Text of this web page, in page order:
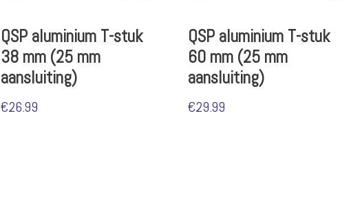
QSP aluminium T-stuk
38 mm (25 mm
aansluiting)
€26.99
QSP aluminium T-stuk
60 mm (25 mm
aansluiting)
€29.99